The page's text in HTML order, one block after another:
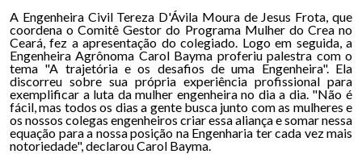
A Engenheira Civil Tereza D'Ávila Moura de Jesus Frota, que
coordena o Comitê Gestor do Programa Mulher do Crea no
Ceará, fez a apresentação do colegiado. Logo em seguida, a
Engenheira Agrônoma Carol Bayma proferiu palestra com o
tema "A trajetória e os desafios de uma Engenheira". Ela
discorreu sobre sua própria experiência profissional para
exemplificar a luta da mulher engenheira no dia a dia. "Não é
fácil, mas todos os dias a gente busca junto com as mulheres e
os nossos colegas engenheiros criar essa aliança e somar nessa
equação para a nossa posição na Engenharia ter cada vez mais
notoriedade", declarou Carol Bayma.